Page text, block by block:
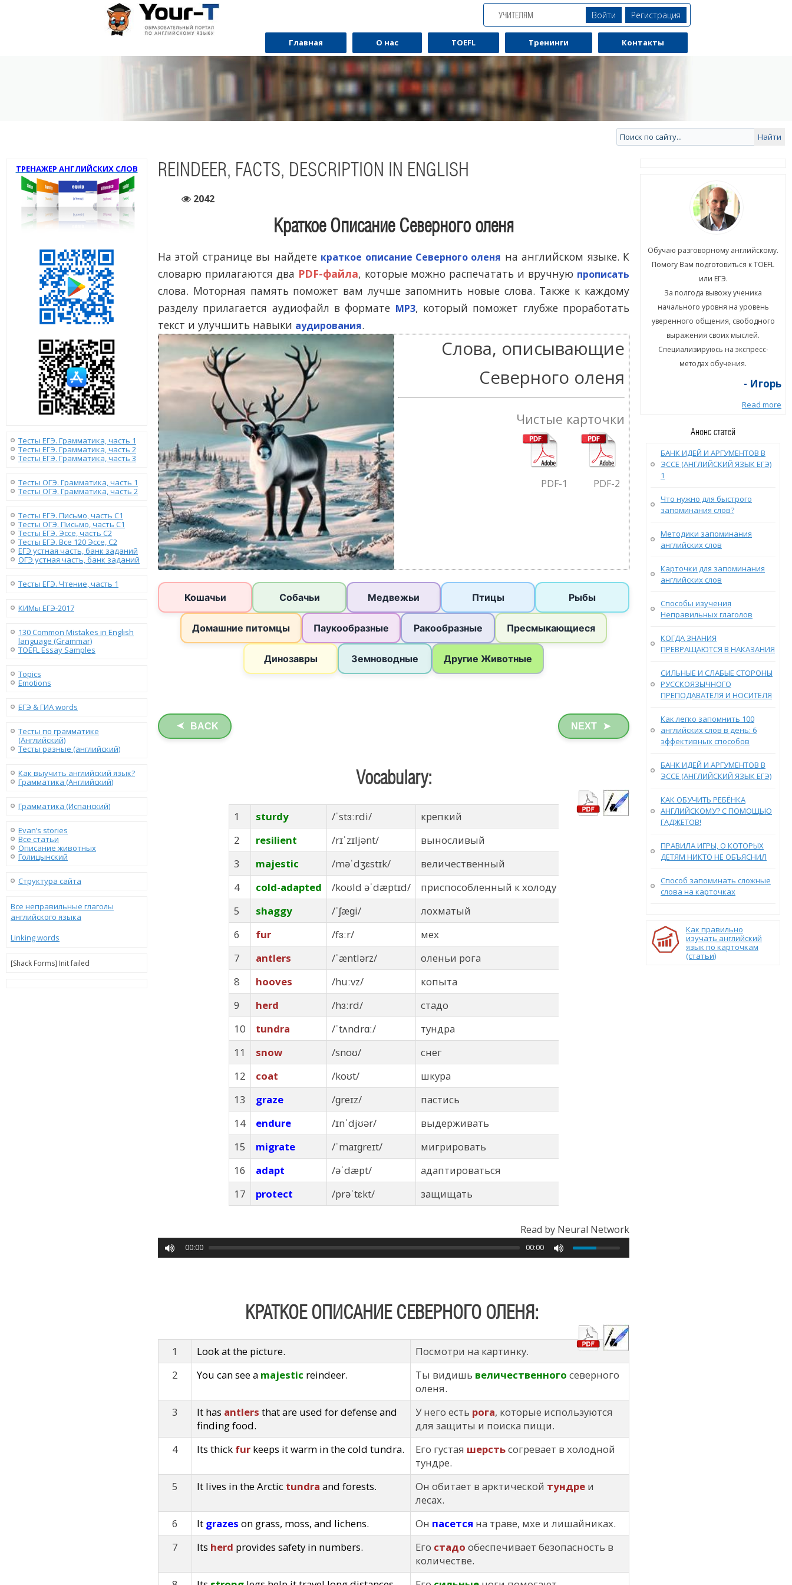
УЧИТЕЛЯМ Войти Регистрация
Главная О нас TOEFL Тренинги Контакты
ТРЕНАЖЕР АНГЛИЙСКИХ СЛОВ
Тесты ЕГЭ. Грамматика, часть 1
Тесты ЕГЭ. Грамматика, часть 2
Тесты ЕГЭ. Грамматика, часть 3
Тесты ОГЭ. Грамматика, часть 1
Тесты ОГЭ. Грамматика, часть 2
Тесты ЕГЭ. Письмо, часть С1
Тесты ОГЭ. Письмо, часть С1
Тесты ЕГЭ. Эссе, часть C2
Тесты ЕГЭ. Все 120 Эссе, C2
ЕГЭ устная часть, банк заданий
ОГЭ устная часть, банк заданий
Тесты ЕГЭ. Чтение, часть 1
КИМы ЕГЭ-2017
130 Сommon Mistakes in English
language (Grammar)
TOEFL Essay Samples
Topics
Emotions
ЕГЭ & ГИА words
Тесты по грамматике
(Английский)
Тесты разные (английский)
Как выучить английский язык?
Грамматика (Английский)
Грамматика (Испанский)
Evan’s stories
Все статьи
Описание животных
Голицынский
Структура сайта
Все неправильные глаголы
английского языка
Linking words
[Shack Forms] Init failed
REINDEER, FACTS, DESCRIPTION IN ENGLISH
2042
Краткое Описание Северного оленя
На этой странице вы найдете краткое описание Северного оленя на английском языке. К
словарю прилагаются два PDF-файла, которые можно распечатать и вручную прописать
слова. Моторная память поможет вам лучше запомнить новые слова. Также к каждому
разделу прилагается аудиофайл в формате MP3, который поможет глубже проработать
текст и улучшить навыки аудирования.
Слова, описывающие
Северного оленя
Чистые карточки
PDF-1 PDF-2
➤ BACK NEXT ➤
Vocabulary:
1 sturdy /ˈstɜːrdi/
крепкий
2
resilient /rɪˈzɪljənt/
выносливый
3
majestic /məˈdʒɛstɪk/
величественный
4
cold-adapted /koʊld əˈdæptɪd/
приспособленный к холоду
5
shaggy /ˈʃæɡi/
лохматый
6
fur /fɜːr/
мех
7
antlers /ˈæntlərz/
оленьи рога
8
hooves /huːvz/
копыта
9
herd /hɜːrd/
стадо
10
tundra /ˈtʌndrɑː/
тундра
11
snow /snoʊ/
снег
12
coat /koʊt/
шкура
13
graze /ɡreɪz/
пастись
14
endure /ɪnˈdjʊər/
выдерживать
15
migrate /ˈmaɪɡreɪt/
мигрировать
16
adapt /əˈdæpt/
адаптироваться
17
protect /prəˈtɛkt/ защищать
Read by Neural Network
00:00 00:00
КРАТКОЕ ОПИСАНИЕ СЕВЕРНОГО ОЛЕНЯ:
1 Look at the picture.
Посмотри на картинку.
2
You can see a majestic reindeer. Ты видишь величественного северного
оленя.
3
It has antlers that are used for defense and
finding food.
У него есть рога, которые используются
для защиты и поиска пищи.
4
Its thick fur keeps it warm in the cold tundra. Его густая шерстьсогревает в холодной
тундре.
5
It lives in the Arctic tundra and forests. Он обитает в арктической тундре и
лесах.
6
It grazes on grass, moss, and lichens. Он пасется на траве, мхе и лишайниках.
7
Its herd provides safety in numbers. Его стадо обеспечивает безопасность в
количестве.
Помогу Вам подготовиться к TOEFL
или ЕГЭ.
За полгода вывожу ученика
начального уровня на уровень
выражения своих мыслей.
Специализируюсь на экспресс-
- Игорь
Обучаю разговорному английскому.
или ЕГЭ.
За полгода вывожу ученика
начального уровня на уровень
выражения своих мыслей.
Специализируюсь на экспресс-
- Игорь
Read more
Обучаю разговорному английскому.
Помогу Вам подготовиться к TOEFL
или ЕГЭ.
За полгода вывожу ученика
начального уровня на уровень
уверенного общения, свободного
выражения своих мыслей.
Специализируюсь на экспресс-
методах обучения.
- Игорь
Read more
Анонс статей
БАНК ИДЕЙ И АРГУМЕНТОВ В
ЭССЕ (АНГЛИЙСКИЙ ЯЗЫК ЕГЭ)
1
Что нужно для быстрого
запоминания слов?
Методики запоминания
английских слов
Карточки для запоминания
английских слов
Способы изучения
Неправильных глаголов
КОГДА ЗНАНИЯ
ПРЕВРАЩАЮТСЯ В НАКАЗАНИЯ
СИЛЬНЫЕ И СЛАБЫЕ СТОРОНЫ
РУССКОЯЗЫЧНОГО
ПРЕПОДАВАТЕЛЯ И НОСИТЕЛЯ
Как легко запомнить 100
английских слов в день: 6
эффективных способов
БАНК ИДЕЙ И АРГУМЕНТОВ В
ЭССЕ (АНГЛИЙСКИЙ ЯЗЫК ЕГЭ)
КАК ОБУЧИТЬ РЕБЁНКА
АНГЛИЙСКОМУ? С ПОМОЩЬЮ
ГАДЖЕТОВ!
ПРАВИЛА ИГРЫ, О КОТОРЫХ
ДЕТЯМ НИКТО НЕ ОБЪЯСНИЛ
Способ запоминать сложные
слова на карточках
Как правильно
изучать английский
язык по карточкам
(статьи)